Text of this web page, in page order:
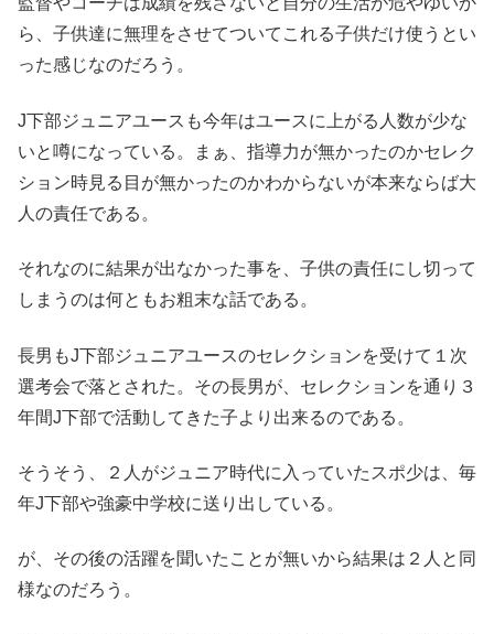
ら、子供達に無理をさせてついてこれる子供だけ使うとい
った感じなのだろう。
J下部ジュニアユースも今年はユースに上がる人数が少な
いと噂になっている。まぁ、指導力が無かったのかセレク
ション時見る目が無かったのかわからないが本来ならば大
人の責任である。
それなのに結果が出なかった事を、子供の責任にし切って
しまうのは何ともお粗末な話である。
長男もJ下部ジュニアユースのセレクションを受けて１次
選考会で落とされた。その長男が、セレクションを通り３
年間J下部で活動してきた子より出来るのである。
そうそう、２人がジュニア時代に入っていたスポ少は、毎
年J下部や強豪中学校に送り出している。
が、その後の活躍を聞いたことが無いから結果は２人と同
様なのだろう。